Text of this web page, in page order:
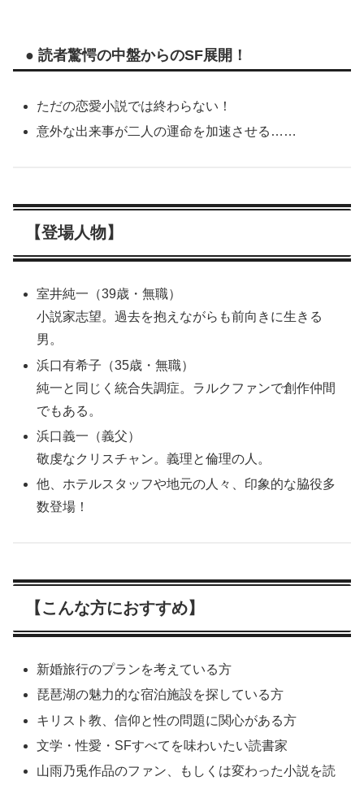
● 読者驚愕の中盤からのSF展開！
ただの恋愛小説では終わらない！
意外な出来事が二人の運命を加速させる……
【登場人物】
室井純一（39歳・無職）
小説家志望。過去を抱えながらも前向きに生きる
男。
浜口有希子（35歳・無職）
純一と同じく統合失調症。ラルクファンで創作仲間
でもある。
浜口義一（義父）
敬虔なクリスチャン。義理と倫理の人。
他、ホテルスタッフや地元の人々、印象的な脇役多
数登場！
【こんな方におすすめ】
新婚旅行のプランを考えている方
琵琶湖の魅力的な宿泊施設を探している方
キリスト教、信仰と性の問題に関心がある方
文学・性愛・SFすべてを味わいたい読書家
山雨乃兎作品のファン、もしくは変わった小説を読